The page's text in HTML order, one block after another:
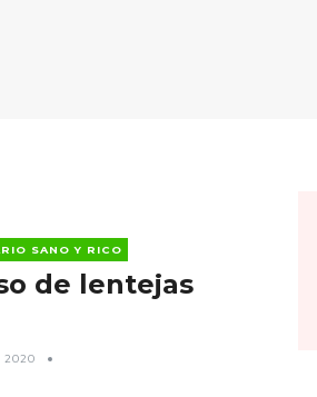
SANO Y RICO
de lentejas
2020